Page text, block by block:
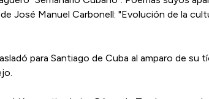
José Manuel Carbonell: "Evolución de la
para Santiago de Cuba al amparo de su